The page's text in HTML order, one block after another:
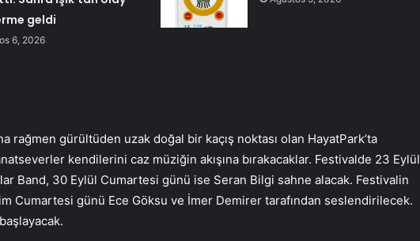
geldi
6, 2026
rağmen gürültüden uzak doğal bir kaçış noktası olan HayatPark’ta
kendilerini caz müziğin akışına bırakacaklar. Festivalde 23 Eylül
Band, 30 Eylül Cumartesi günü ise Seran Bilgi sahne alacak. Festivalin
Cumartesi günü Ece Göksu ve İmer Demirer tarafından seslendirilecek.